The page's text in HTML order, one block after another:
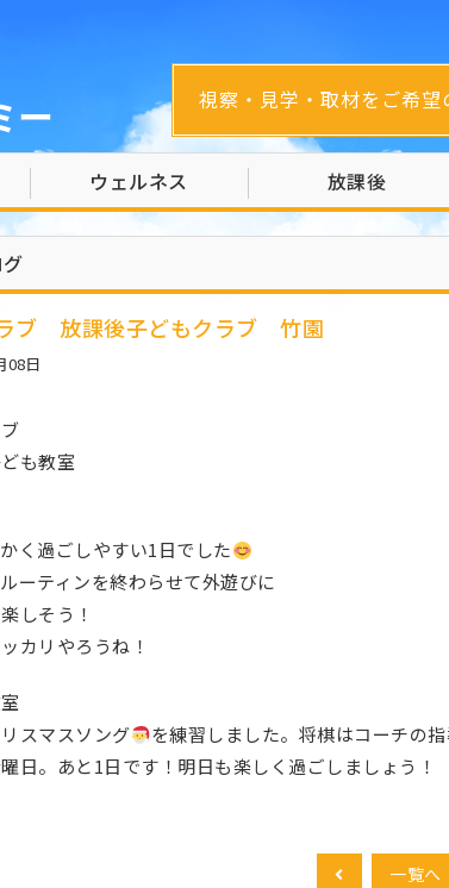
ー 視察・見学・取材をご希望
ウェルネス 放課後
ブ 放課後子どもクラブ 竹園
08日
も教室
く過ごしやすい1日でした
ーティンを終わらせて外遊びに
しそう！
カリやろうね！
スマスソング
を練習しました。将棋はコーチの
日。あと1日です！明日も楽しく過ごしましょう！
一覧へ